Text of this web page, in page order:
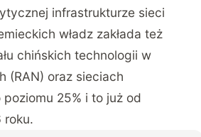
infrastrukturze sieci
władz zakłada też
chińskich technologii w
(RAN) oraz sieciach
25% i to już od
roku.